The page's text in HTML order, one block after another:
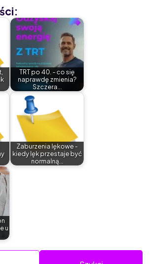
TRT po 40. - co się
naprawdę zmienia?
Szczera…
Zaburzenia lękowe -
kiedy lęk przestaje być
normalną…
u